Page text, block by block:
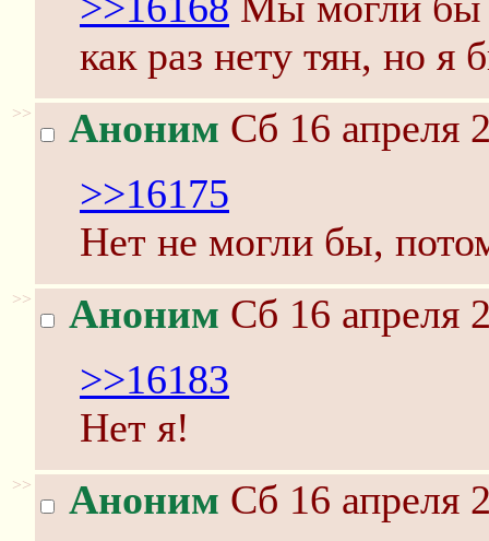
как раз нету тян, но я
>> Аноним Сб 16 апреля
>>16175
Нет не могли бы,
>> Аноним Сб 16 апреля
>>16183
Нет я!
>> Аноним Сб 16 апреля